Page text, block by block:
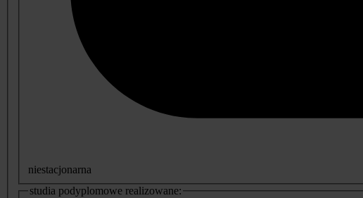
niestacjonarna
studia podyplomowe realizowane: